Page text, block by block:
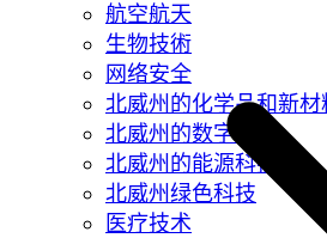
航空航天
生物技術
网络安全
北威州的化学品和新材
北威州的数字技术
北威州的能源科技
北威州绿色科技
医疗技术